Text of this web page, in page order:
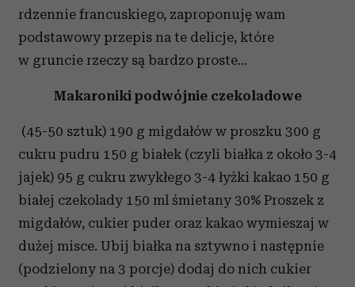
rdzennie francuskiego, zaproponuję wam
podstawowy przepis na te delicje, które
w gruncie rzeczy są bardzo proste…
Makaroniki podwójnie czekoladowe
(45-50 sztuk) 190 g migdałów w proszku 300 g
cukru pudru 150 g białek (czyli białka z około 3-4
jajek) 95 g cukru zwykłego 3-4 łyżki kakao 150 g
białej czekolady 150 ml śmietany 30% Proszek z
migdałów, cukier puder oraz kakao wymieszaj w
dużej misce. Ubij białka na sztywno i następnie
(podzielony na 3 porcje) dodaj do nich cukier